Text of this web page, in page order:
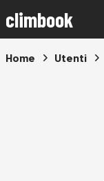
climbook
Home Utenti